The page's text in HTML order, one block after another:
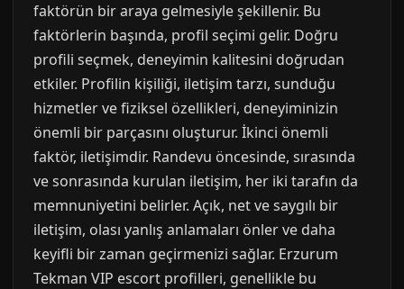
faktörün bir araya gelmesiyle şekillenir. Bu
faktörlerin başında, profil seçimi gelir. Doğru
profili seçmek, deneyimin kalitesini doğrudan
etkiler. Profilin kişiliği, iletişim tarzı, sunduğu
hizmetler ve fiziksel özellikleri, deneyiminizin
önemli bir parçasını oluşturur. İkinci önemli
faktör, iletişimdir. Randevu öncesinde, sırasında
ve sonrasında kurulan iletişim, her iki tarafın da
memnuniyetini belirler. Açık, net ve saygılı bir
iletişim, olası yanlış anlamaları önler ve daha
keyifli bir zaman geçirmenizi sağlar. Erzurum
Tekman VIP escort profilleri, genellikle bu